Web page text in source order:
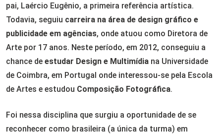
pai, Laércio Eugênio, a primeira referência artística.
Todavia, seguiu carreira na área de design gráfico e
publicidade em agências, onde atuou como Diretora de
Arte por 17 anos. Neste período, em 2012, conseguiu a
chance de estudar Design e Multimídia na Universidade
de Coimbra, em Portugal onde interessou-se pela Escola
de Artes e estudou Composição Fotográfica.
Foi nessa disciplina que surgiu a oportunidade de se
reconhecer como brasileira (a única da turma) em